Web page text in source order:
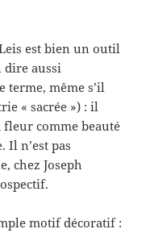
est bien un outil
dire aussi
terme, même s’il
« sacrée ») : il
comme beauté
Il n’est pas
chez Joseph
motif décoratif :